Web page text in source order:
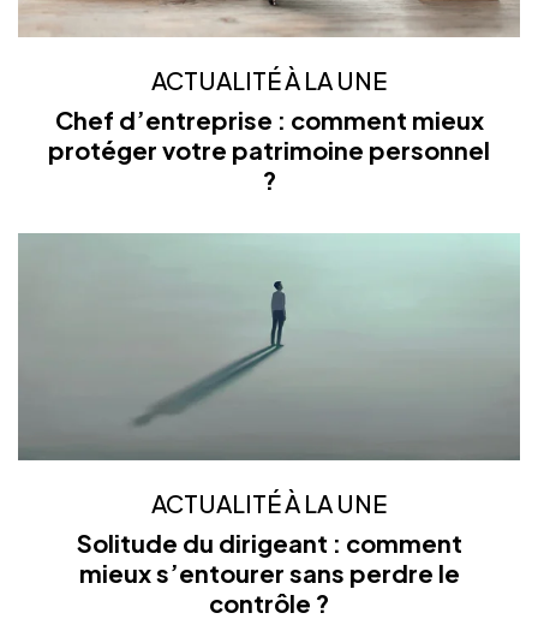
ACTUALITÉ À LA UNE
Chef d’entreprise : comment mieux
protéger votre patrimoine personnel
?
ACTUALITÉ À LA UNE
Solitude du dirigeant : comment
mieux s’entourer sans perdre le
contrôle ?